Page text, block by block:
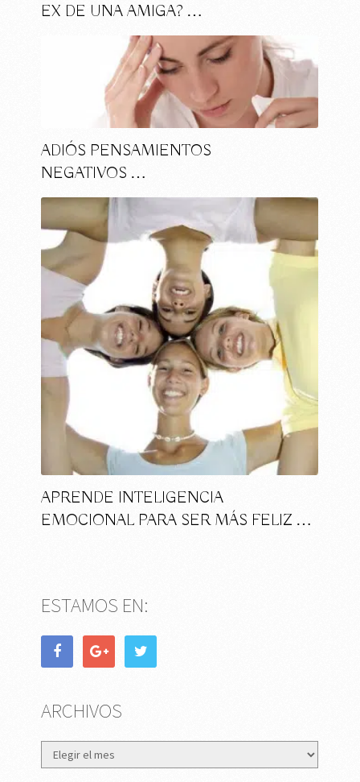
EX DE UNA AMIGA? …
ADIÓS PENSAMIENTOS
NEGATIVOS …
APRENDE INTELIGENCIA
EMOCIONAL PARA SER MÁS FELIZ …
ESTAMOS EN:
ARCHIVOS
Archivos